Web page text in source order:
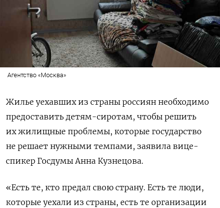
Агентство «Москва»
Жилье уехавших из страны россиян необходимо
предоставить детям-сиротам, чтобы решить
их жилищные проблемы, которые государство
не решает нужными темпами, заявила вице-
спикер Госдумы Анна Кузнецова.
«Есть те, кто предал свою страну. Есть те люди,
которые уехали из страны, есть те организации